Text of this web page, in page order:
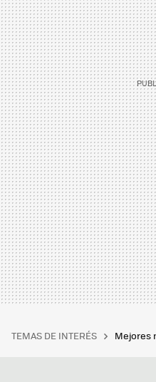
TEMAS DE INTERÉS Mejores